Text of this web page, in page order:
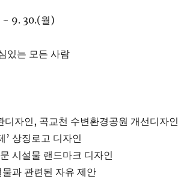
9. 30.(월)
있는 모든 사람
자인, 곡교천 수변환경공원 개선디자인
’ 상징로고 디자인
시설물 랜드마크 디자인
과 관련된 자유 제안